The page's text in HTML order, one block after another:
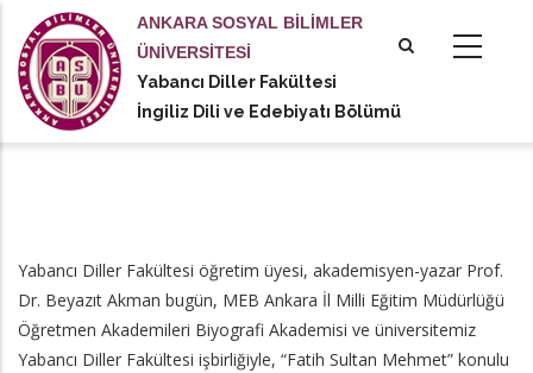
içeriğe
atla
ANKARA SOSYAL BİLİMLER
ÜNİVERSİTESİ
Yabancı Diller Fakültesi
İngiliz Dili ve Edebiyatı Bölümü
actions
Yabancı Diller Fakültesi öğretim üyesi, akademisyen-yazar Prof.
Dr. Beyazıt Akman bugün, MEB Ankara İl Milli Eğitim Müdürlüğü
Öğretmen Akademileri Biyografi Akademisi ve üniversitemiz
Yabancı Diller Fakültesi işbirliğiyle, “Fatih Sultan Mehmet” konulu